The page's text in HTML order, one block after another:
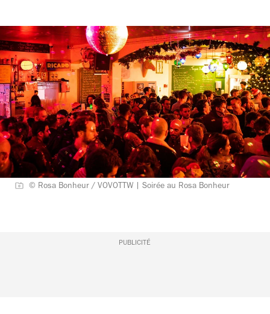
© Rosa Bonheur / VOVOTTW | Soirée au Rosa Bonheur
PUBLICITÉ